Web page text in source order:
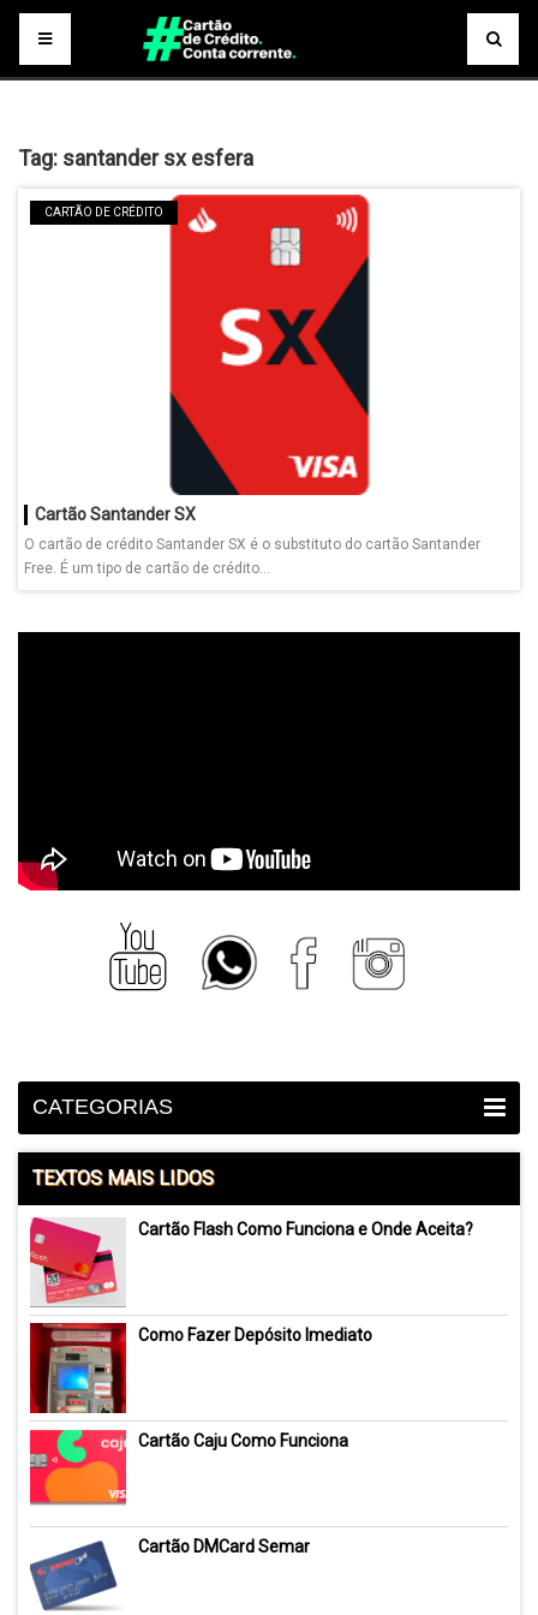
Tag: santander sx esfera
CARTÃO DE CRÉDITO
Cartão Santander SX
O cartão de crédito Santander SX é o substituto do cartão Santander
Free. É um tipo de cartão de crédito...
CATEGORIAS
TEXTOS MAIS LIDOS
Cartão Flash Como Funciona e Onde Aceita?
Como Fazer Depósito Imediato
Cartão Caju Como Funciona
Cartão DMCard Semar